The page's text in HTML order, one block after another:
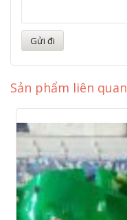
Sản phẩm liên quan